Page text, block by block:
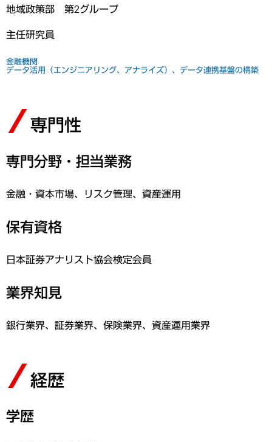
地域政策部 第2グループ
主任研究員
金融機関
データ活用（エンジニアリング、アナライズ）、データ連携基盤の構築
専門性
専門分野・担当業務
金融・資本市場、リスク管理、資産運用
保有資格
日本証券アナリスト協会検定会員
業界知見
銀行業界、証券業界、保険業界、資産運用業界
経歴
学歴